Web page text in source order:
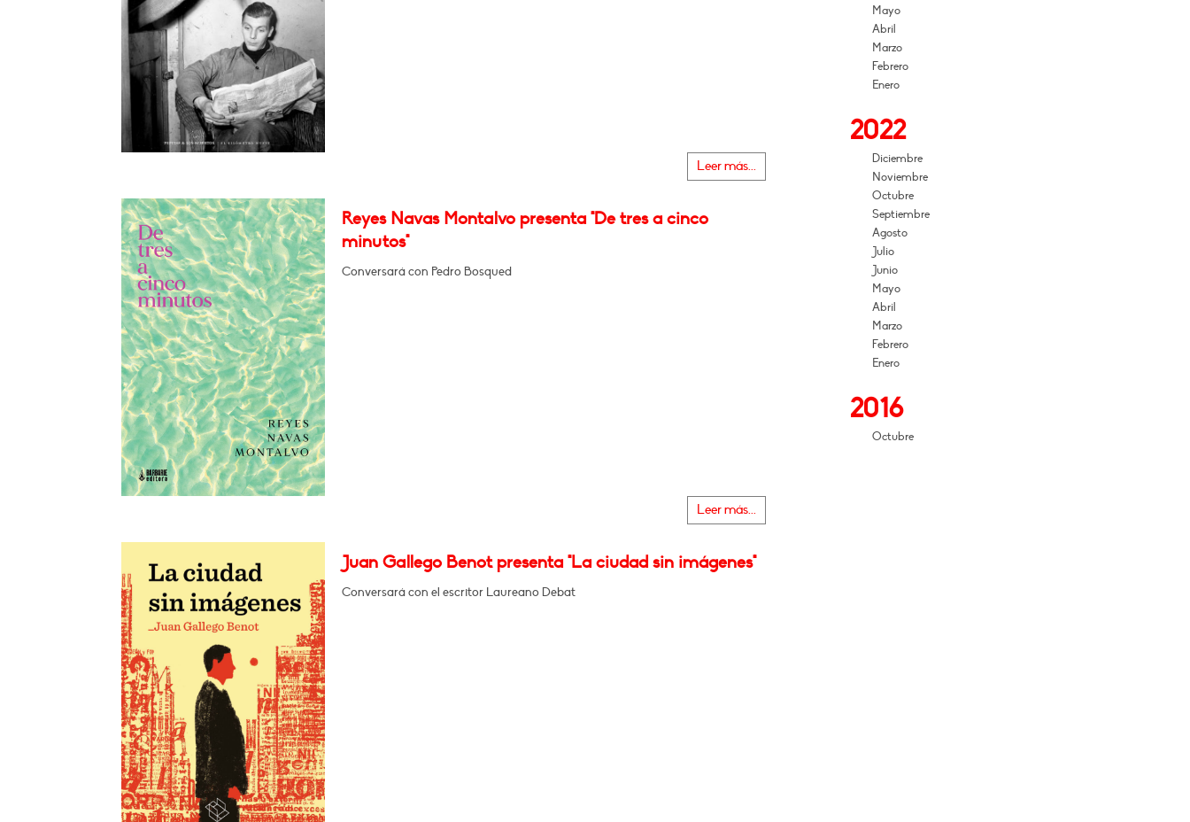
Leer más...
Reyes Navas Montalvo presenta "De tres a cinco
minutos"
Conversará con Pedro Bosqued
Leer más...
Juan Gallego Benot presenta "La ciudad sin imágenes"
Conversará con el escritor Laureano Debat
Mayo
Abril
Marzo
Febrero
Enero
2022
Diciembre
Noviembre
Octubre
Septiembre
Agosto
Julio
Junio
Mayo
Abril
Marzo
Febrero
Enero
2016
Octubre